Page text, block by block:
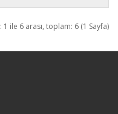
1 ile 6 arası, toplam: 6 (1 Sayfa)